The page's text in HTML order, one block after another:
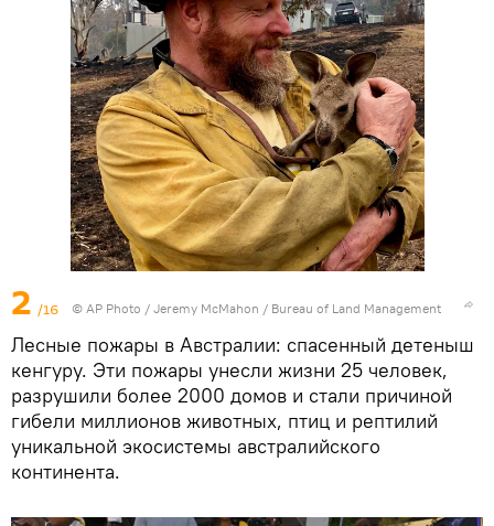
2 /16 © AP Photo / Jeremy McMahon / Bureau of Land Management
Лесные пожары в Австралии: спасенный детеныш
кенгуру. Эти пожары унесли жизни 25 человек,
разрушили более 2000 домов и стали причиной
гибели миллионов животных, птиц и рептилий
уникальной экосистемы австралийского
континента.